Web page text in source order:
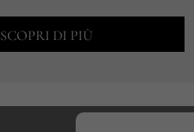
SCOPRI DI PIÙ